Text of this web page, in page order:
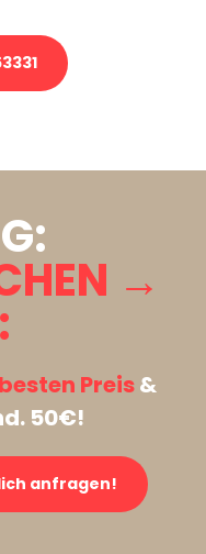
→
besten Preis&
50€!
anfragen!